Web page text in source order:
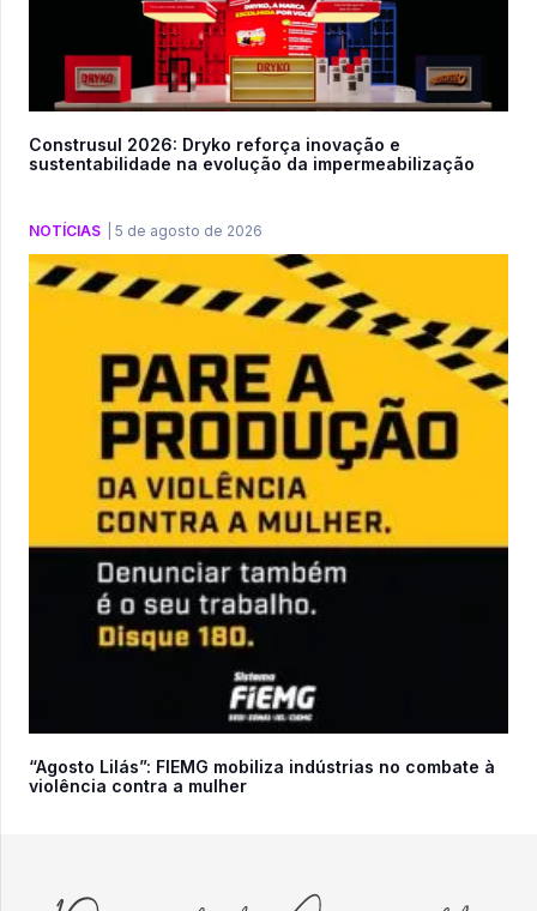
Construsul 2026: Dryko reforça inovação e
sustentabilidade na evolução da impermeabilização
NOTÍCIAS 5 de agosto de 2026
“Agosto Lilás”: FIEMG mobiliza indústrias no combate à
violência contra a mulher